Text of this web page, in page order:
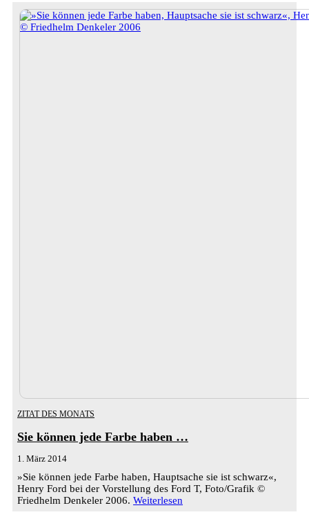
ZITAT DES MONATS
Sie können jede Farbe haben …
1. März 2014
»Sie können jede Farbe haben, Hauptsache sie ist schwarz«,
Henry Ford bei der Vorstellung des Ford T, Foto/Grafik ©
Friedhelm Denkeler 2006. Weiterlesen